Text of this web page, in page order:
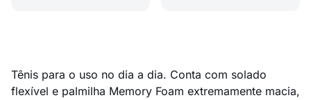
Tênis para o uso no dia a dia. Conta com solado
flexível e palmilha Memory Foam extremamente macia,